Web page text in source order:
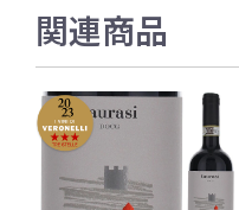
関連商品